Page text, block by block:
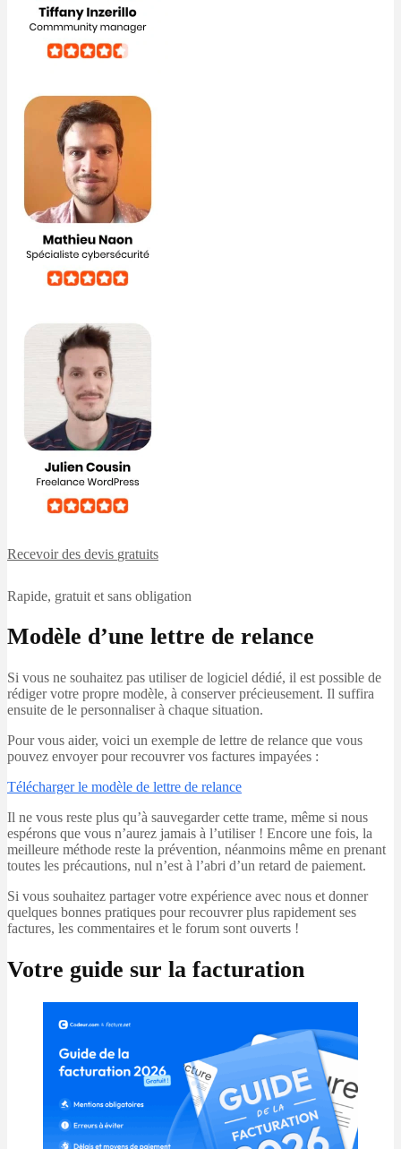
Recevoir des devis gratuits
Rapide, gratuit et sans obligation
Modèle d’une lettre de relance
Si vous ne souhaitez pas utiliser de logiciel dédié, il est possible de
rédiger votre propre modèle, à conserver précieusement. Il suffira
ensuite de le personnaliser à chaque situation.
Pour vous aider, voici un exemple de lettre de relance que vous
pouvez envoyer pour recouvrer vos factures impayées :
Télécharger le modèle de lettre de relance
Il ne vous reste plus qu’à sauvegarder cette trame, même si nous
espérons que vous n’aurez jamais à l’utiliser ! Encore une fois, la
meilleure méthode reste la prévention, néanmoins même en prenant
toutes les précautions, nul n’est à l’abri d’un retard de paiement.
Si vous souhaitez partager votre expérience avec nous et donner
quelques bonnes pratiques pour recouvrer plus rapidement ses
factures, les commentaires et le forum sont ouverts !
Votre guide sur la facturation